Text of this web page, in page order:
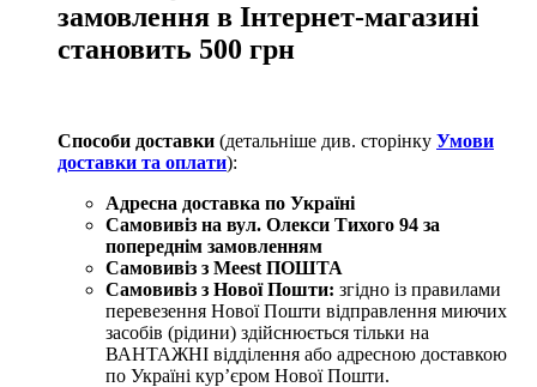
замовлення в Інтернет-магазині
становить 500 грн
Способи доставки (детальніше див. сторінку Умови
доставки та оплати):
Адресна доставка по Україні
Самовивіз на вул. Олекси Тихого 94 за
попереднім замовленням
Самовивіз з Meest ПОШТА
Самовивіз з Нової Пошти: згідно із правилами
перевезення Нової Пошти відправлення миючих
засобів (рідини) здійснюється тільки на
ВАНТАЖНІ відділення або адресною доставкою
по Україні курʼєром Нової Пошти.